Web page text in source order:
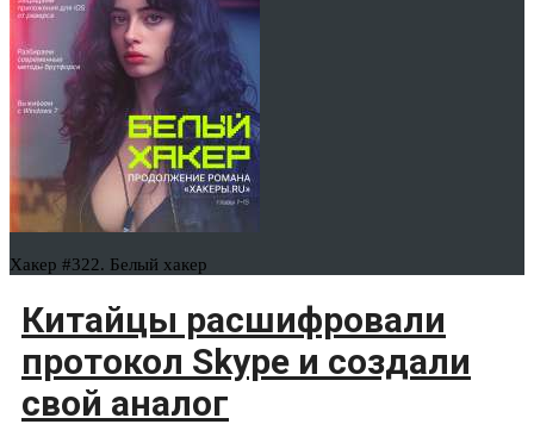
Хакер #322. Белый хакер
Китайцы расшифровали
протокол Skype и создали
свой аналог